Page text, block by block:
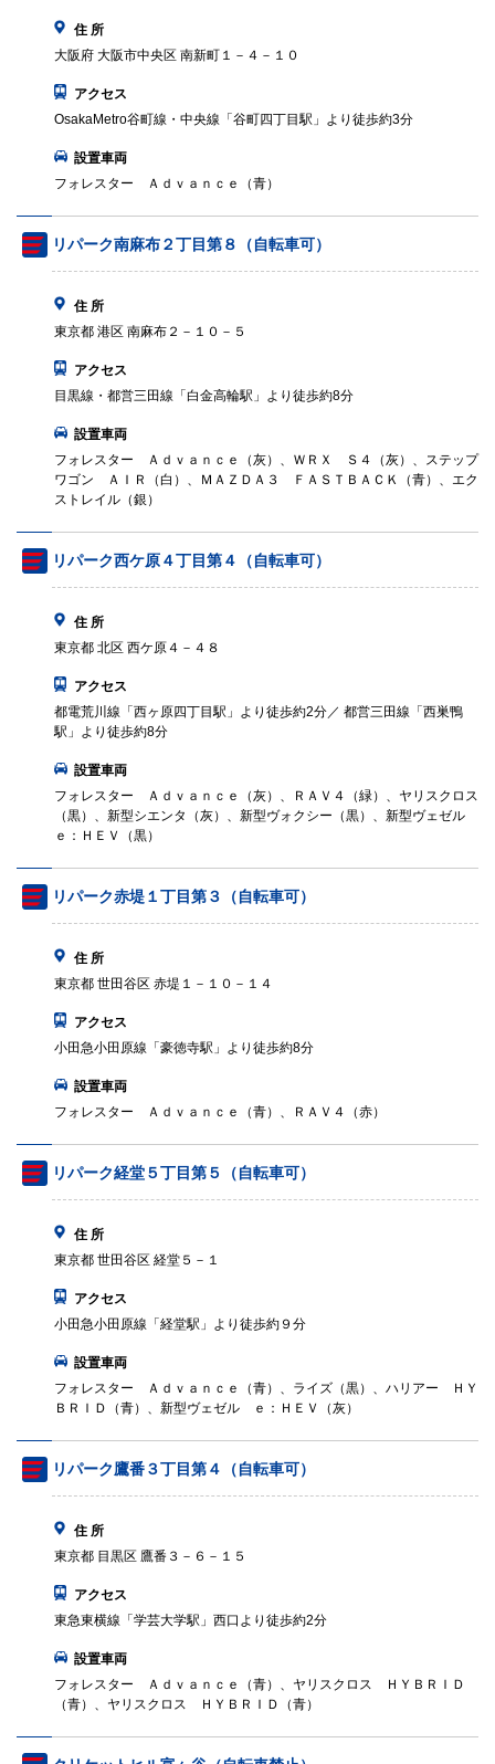
住 所
大阪府 大阪市中央区 南新町１－４－１０
アクセス
OsakaMetro谷町線・中央線「谷町四丁目駅」より徒歩約3分
設置車両
フォレスター Ａｄｖａｎｃｅ（青）
リパーク南麻布２丁目第８（自転車可）
住 所
東京都 港区 南麻布２－１０－５
アクセス
目黒線・都営三田線「白金高輪駅」より徒歩約8分
設置車両
フォレスター Ａｄｖａｎｃｅ（灰）、ＷＲＸ Ｓ４（灰）、ステップ
ワゴン ＡＩＲ（白）、ＭＡＺＤＡ３ ＦＡＳＴＢＡＣＫ（青）、エク
ストレイル（銀）
リパーク西ケ原４丁目第４（自転車可）
住 所
東京都 北区 西ケ原４－４８
アクセス
都電荒川線「西ヶ原四丁目駅」より徒歩約2分／ 都営三田線「西巣鴨
駅」より徒歩約8分
設置車両
フォレスター Ａｄｖａｎｃｅ（灰）、ＲＡＶ４（緑）、ヤリスクロス
（黒）、新型シエンタ（灰）、新型ヴォクシー（黒）、新型ヴェゼル
ｅ：ＨＥＶ（黒）
リパーク赤堤１丁目第３（自転車可）
住 所
東京都 世田谷区 赤堤１－１０－１４
アクセス
小田急小田原線「豪徳寺駅」より徒歩約8分
設置車両
フォレスター Ａｄｖａｎｃｅ（青）、ＲＡＶ４（赤）
リパーク経堂５丁目第５（自転車可）
住 所
東京都 世田谷区 経堂５－１
アクセス
小田急小田原線「経堂駅」より徒歩約９分
設置車両
フォレスター Ａｄｖａｎｃｅ（青）、ライズ（黒）、ハリアー ＨＹ
ＢＲＩＤ（青）、新型ヴェゼル ｅ：ＨＥＶ（灰）
リパーク鷹番３丁目第４（自転車可）
住 所
東京都 目黒区 鷹番３－６－１５
アクセス
東急東横線「学芸大学駅」西口より徒歩約2分
設置車両
フォレスター Ａｄｖａｎｃｅ（青）、ヤリスクロス ＨＹＢＲＩＤ
（青）、ヤリスクロス ＨＹＢＲＩＤ（青）